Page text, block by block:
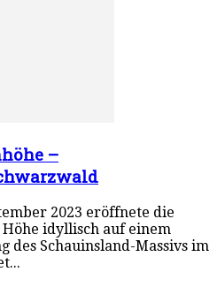
–
2023 eröffnete die
idyllisch auf einem
des Schauinsland-Massivs im